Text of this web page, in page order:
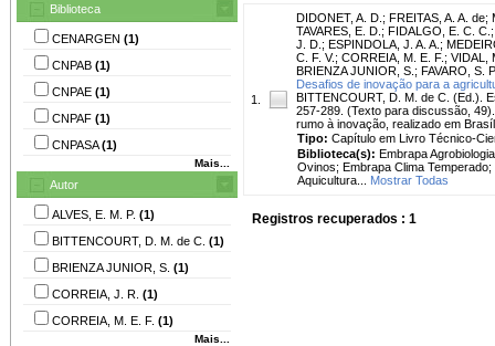
Biblioteca
CENARGEN (1)
CNPAB (1)
CNPAE (1)
CNPAF (1)
CNPASA(1)
Mais...
Autor
ALVES, E. M. P. (1)
BITTENCOURT, D. M. de C. (1)
BRIENZA JUNIOR, S. (1)
CORREIA, J. R. (1)
CORREIA, M. E. F. (1)
Mais...
1.
DIDONET, A. D. ; FREITAS, A. A. de;
TAVARES, E. D. ; FIDALGO, E. C. C. ;
J. D. ; ESPINDOLA, J. A. A. ;
C. F. V.; CORREIA, M. E. F. ; VIDAL,
BRIENZA JUNIOR, S. ; FAVARO, S.
Desafios de inovação para a
BITTENCOURT, D. M. de C. (Ed.).
257-289. (Texto para discussão,
rumo à inovação, realizado em
Tipo: Capítulo em Livro Técnico-
Biblioteca(s): Embrapa
Ovinos; Embrapa Clima
Aquicultura... Mostrar Todas
Registros recuperados : 1